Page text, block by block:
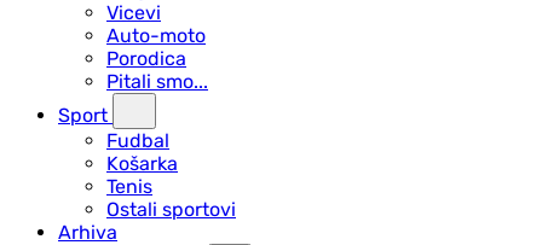
Vicevi
Auto-moto
Porodica
Pitali smo...
Sport
Fudbal
Košarka
Tenis
Ostali sportovi
Arhiva